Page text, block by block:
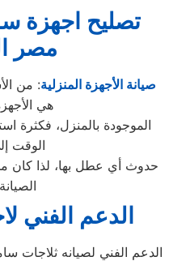
تصليح اجهزة
مصر
صيانة الأجهزة المنزلية: من
هي
الوقت
الدعم الفني
الدعم الفني لصيانه ثلاجات